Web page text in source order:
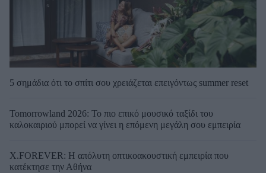
5 σημάδια ότι το σπίτι σου χρειάζεται επειγόντως summer reset
Tomorrowland 2026: Το πιο επικό μουσικό ταξίδι του
καλοκαιριού μπορεί να γίνει η επόμενη μεγάλη σου εμπειρία
X.FOREVER: Η απόλυτη οπτικοακουστική εμπειρία που
κατέκτησε την Αθήνα